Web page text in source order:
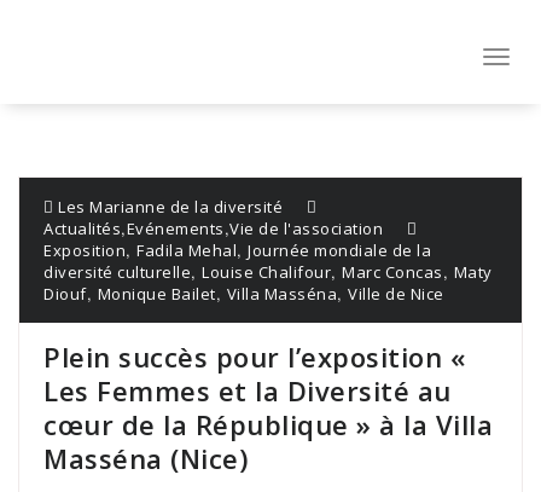
Les Marianne de la diversité
Actualités,Evénements,Vie de l'association
Exposition, Fadila Mehal, Journée mondiale de la
diversité culturelle, Louise Chalifour, Marc Concas, Maty
Diouf, Monique Bailet, Villa Masséna, Ville de Nice
Plein succès pour l’exposition «
Les Femmes et la Diversité au
cœur de la République » à la Villa
Masséna (Nice)